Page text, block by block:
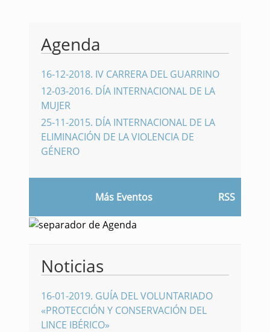
Agenda
16-12-2018. IV CARRERA DEL GUARRINO
12-03-2016. DÍA INTERNACIONAL DE LA
MUJER
25-11-2015. DÍA INTERNACIONAL DE LA
ELIMINACIÓN DE LA VIOLENCIA DE
GÉNERO
Más Eventos RSS
Noticias
16-01-2019. GUÍA DEL VOLUNTARIADO
«PROTECCIÓN Y CONSERVACIÓN DEL
LINCE IBÉRICO»